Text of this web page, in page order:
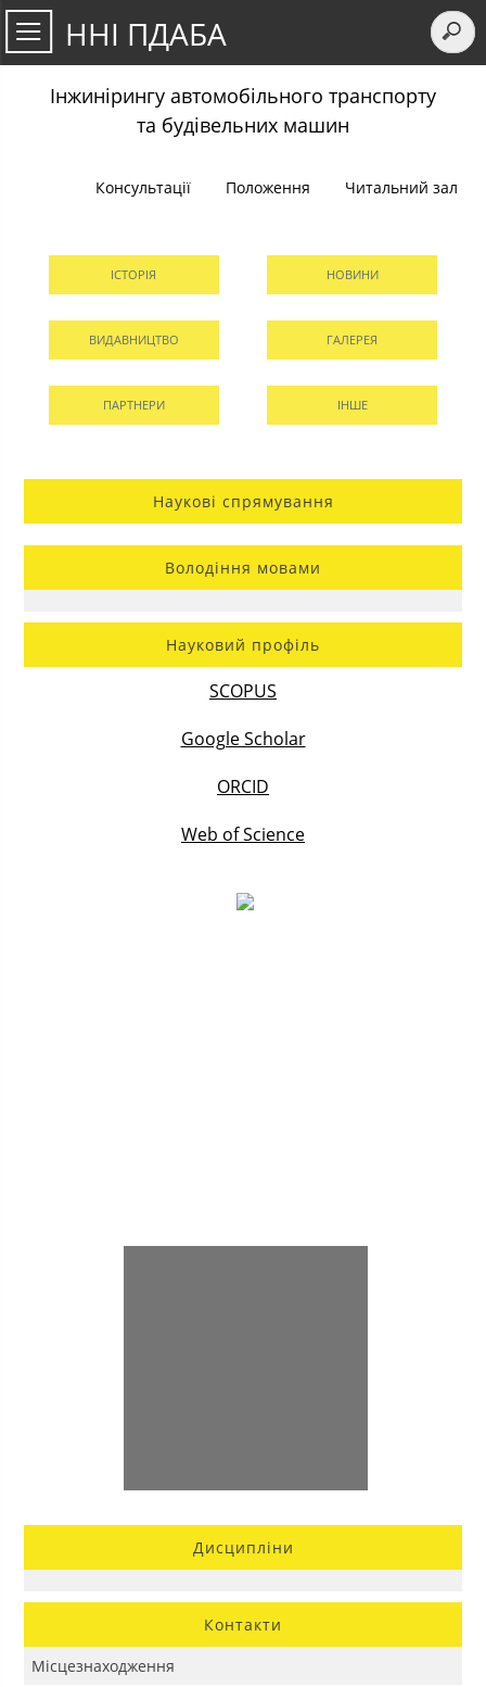
ННІ ПДАБА
Інжинірингу автомобільного транспорту
та будівельних машин
Консультації Положення Читальний зал
ІСТОРІЯ НОВИНИ
ВИДАВНИЦТВО ГАЛЕРЕЯ
ПАРТНЕРИ ІНШЕ
Наукові спрямування
Володіння мовами
Науковий профіль
SCOPUS
Google Scholar
ORCID
Web of Science
Дисципліни
Контакти
Місцезнаходження